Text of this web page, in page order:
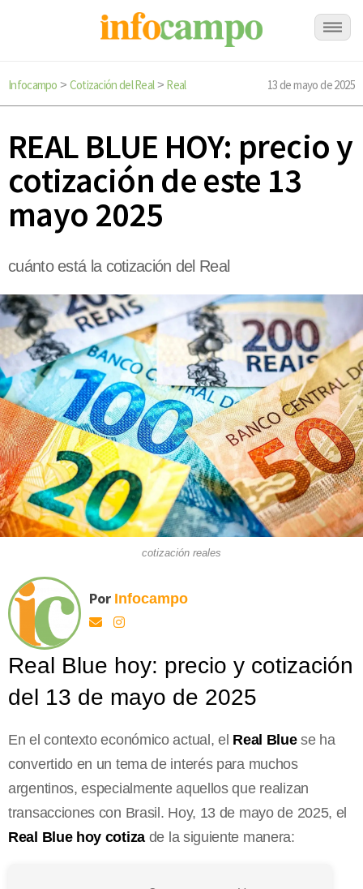
Infocampo > Cotización del Real> Real 13 de mayo de 2025
REAL BLUE HOY: precio y
cotización de este 13
mayo 2025
cuánto está la cotización del Real
cotización reales
Por Infocampo
Real Blue hoy: precio y cotización
del 13 de mayo de 2025
En el contexto económico actual, el Real Bluese ha
convertido en un tema de interés para muchos
argentinos, especialmente aquellos que realizan
transacciones con Brasil. Hoy, 13 de mayo de 2025, el
Real Blue hoy cotiza de la siguiente manera: